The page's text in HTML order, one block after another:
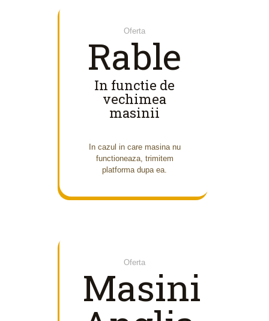
Oferta
Rable
In functie de
vechimea
masinii
In cazul in care masina nu
functioneaza, trimitem
platforma dupa ea.
Oferta
Masini